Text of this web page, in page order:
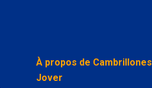
À propos de Cambrillones
Jover
LinkedIn